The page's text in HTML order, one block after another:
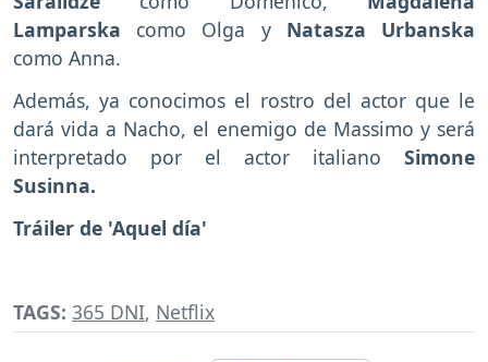
Lamparska como Olga yNatasza Urbanska
como Anna.
Además, ya conocimos el rostro del actor que le
dará vida a Nacho, el enemigo de Massimo y será
interpretado por el actor italiano Simone
Susinna.
Tráiler de 'Aquel día'
TAGS: 365 DNI, Netflix